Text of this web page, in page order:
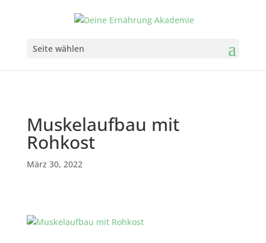
Seite wählen
Muskelaufbau mit
Rohkost
März 30, 2022